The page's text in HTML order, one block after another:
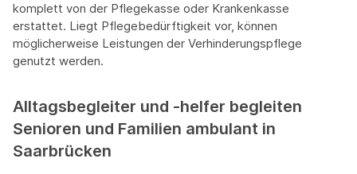
komplett von der Pflegekasse oder Krankenkasse
erstattet. Liegt Pflegebedürftigkeit vor, können
möglicherweise Leistungen der Verhinderungspflege
genutzt werden.
Alltagsbegleiter und -helfer begleiten
Senioren und Familien ambulant in
Saarbrücken